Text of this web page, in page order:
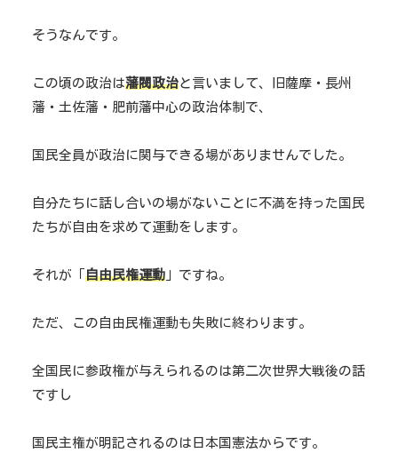
そうなんです。
この頃の政治は藩閥政治と言いまして、旧薩摩・長州
藩・土佐藩・肥前藩中心の政治体制で、
国民全員が政治に関与できる場がありませんでした。
自分たちに話し合いの場がないことに不満を持った国民
たちが自由を求めて運動をします。
それが「 自由民権運動 」ですね。
ただ、この自由民権運動も失敗に終わります。
全国民に参政権が与えられるのは第二次世界大戦後の話
ですし
国民主権が明記されるのは日本国憲法からです。